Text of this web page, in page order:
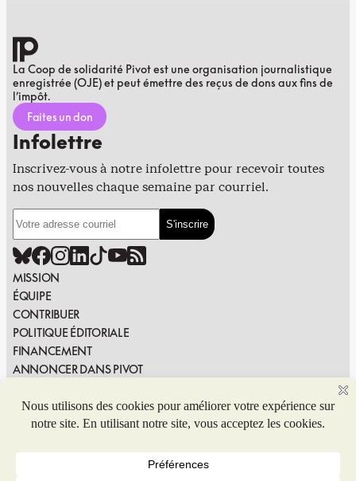
La Coop de solidarité Pivot est une organisation journalistique
enregistrée (OJE) et peut émettre des reçus de dons aux fins de
l’impôt.
Faites un don
Infolettre
Inscrivez-vous à notre infolettre pour recevoir toutes
nos nouvelles chaque semaine par courriel.
MISSION
ÉQUIPE
CONTRIBUER
POLITIQUE ÉDITORIALE
FINANCEMENT
ANNONCER DANS PIVOT
SIGNALER UNE ERREUR
NOUS JOINDRE